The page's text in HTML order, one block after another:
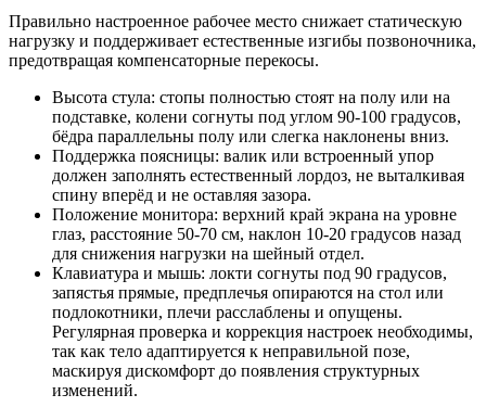
Правильно настроенное рабочее место снижает статическую
нагрузку и поддерживает естественные изгибы позвоночника,
предотвращая компенсаторные перекосы.
Высота стула: стопы полностью стоят на полу или на
подставке, колени согнуты под углом 90-100 градусов,
бёдра параллельны полу или слегка наклонены вниз.
Поддержка поясницы: валик или встроенный упор
должен заполнять естественный лордоз, не выталкивая
спину вперёд и не оставляя зазора.
Положение монитора: верхний край экрана на уровне
глаз, расстояние 50-70 см, наклон 10-20 градусов назад
для снижения нагрузки на шейный отдел.
Клавиатура и мышь: локти согнуты под 90 градусов,
запястья прямые, предплечья опираются на стол или
подлокотники, плечи расслаблены и опущены.
Регулярная проверка и коррекция настроек необходимы,
так как тело адаптируется к неправильной позе,
маскируя дискомфорт до появления структурных
изменений.